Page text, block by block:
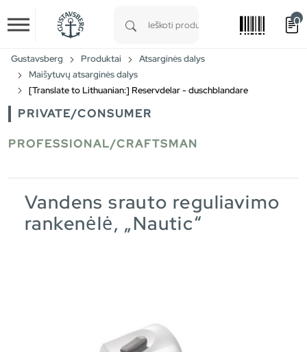
Skip to main content
0
Gustavsberg Produktai
Atsarginės dalys
Maišytuvų atsarginės dalys
[Translate to Lithuanian:] Reservdelar - duschblandare
PRIVATE/CONSUMER
PROFESSIONAL/CRAFTSMAN
Vandens srauto reguliavimo
rankenėlė, „Nautic“